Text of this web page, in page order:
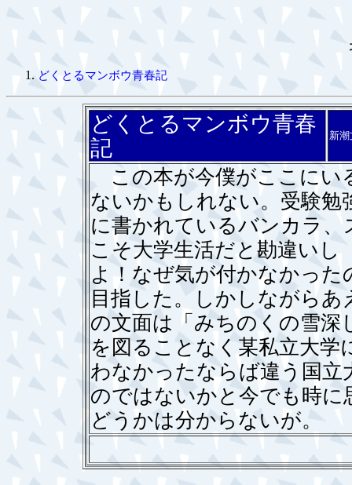
どくとるマンボウ青春記
どくとるマンボウ青春
記
新潮
この本が今僕がここにい
ないかもしれない。受験勉
に書かれているバンカラ
こそ大学生活だと勘違い
よ！なぜ気が付かなかった
目指した。しかしながら
の文面は「みちのくの雪深
を図ることなく某私立大学
わなかったならば違う国立
のではないかと今でも時
どうかは分からないが。